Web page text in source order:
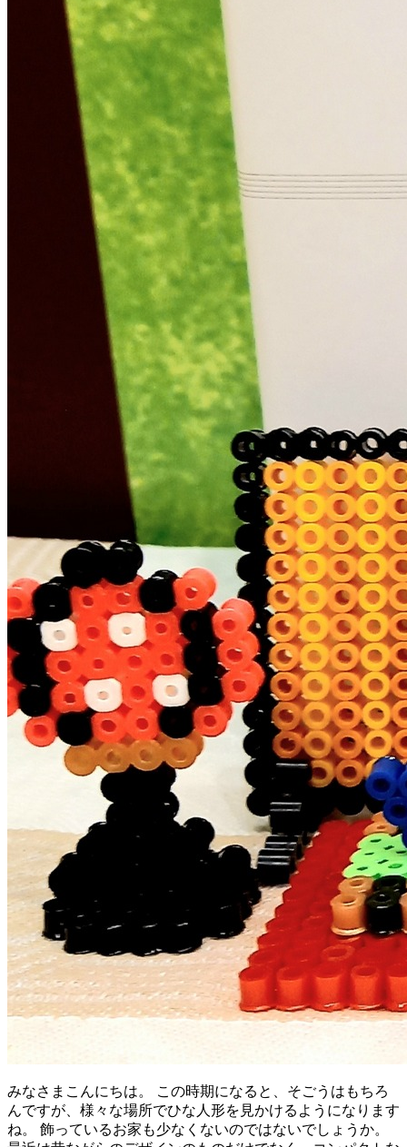
みなさまこんにちは。 この時期になると、そごうはもちろ
んですが、様々な場所でひな人形を見かけるようになります
ね。 飾っているお家も少なくないのではないでしょうか。